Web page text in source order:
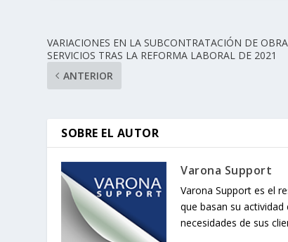
VARIACIONES EN LA SUBCONTRATACIÓN DE
SERVICIOS TRAS LA REFORMA LABORAL DE 2021
ANTERIOR
SOBRE EL AUTOR
Varona Support
Varona Support es el
que basan su
necesidades de sus